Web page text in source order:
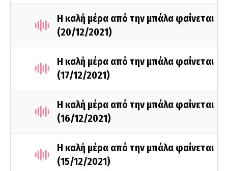
Η καλή μέρα από την μπάλα φαίνεται
(20/12/2021)
Η καλή μέρα από την μπάλα φαίνεται
(17/12/2021)
Η καλή μέρα από την μπάλα φαίνεται
(16/12/2021)
Η καλή μέρα από την μπάλα φαίνεται
(15/12/2021)